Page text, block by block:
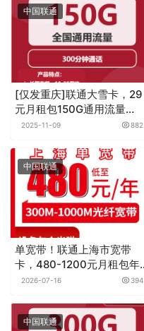
中国联通
[仅发重庆]联通大雪卡，29
元月租包150G通用流量
+300分钟
2025-11-09 882
中国联通
单宽带！联通上海市宽带
卡，480-1200元月租包年
300-1000M单宽带套餐
2026-07-16 394
中国联通